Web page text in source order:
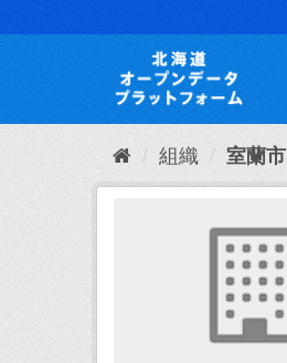
キ
て
組織 室蘭市